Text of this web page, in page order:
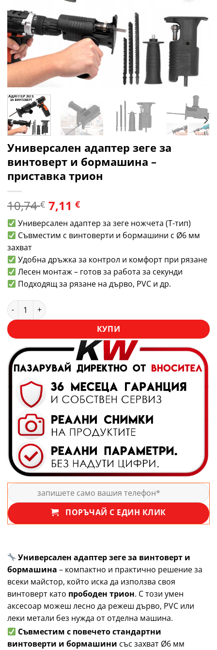
Универсален адаптер зеге за
винтоверт и бормашина –
приставка трион
10,74€ 7,11€
Универсален адаптер за зеге ножчета (T-тип)
Съвместим с винтоверти и бормашини с Ø6 мм
захват
Удобна дръжка за контрол и комфорт при рязане
Лесен монтаж – готов за работа за секунди
Подходящ за рязане на дърво, PVC и др.
количество за Универсален адаптер зеге за винтоверт
КУПИ
ПОРЪЧАЙ С ЕДИН КЛИК
Универсален адаптер зеге за винтоверт и
бормашина – компактно и практично решение за
всеки майстор, който иска да използва своя
винтоверт като прободен трион. С този умен
аксесоар можеш лесно да режеш дърво, PVC или
леки метали без нужда от отделна машина.
Съвместим с повечето стандартни
винтоверти и бормашини със захват Ø6 мм